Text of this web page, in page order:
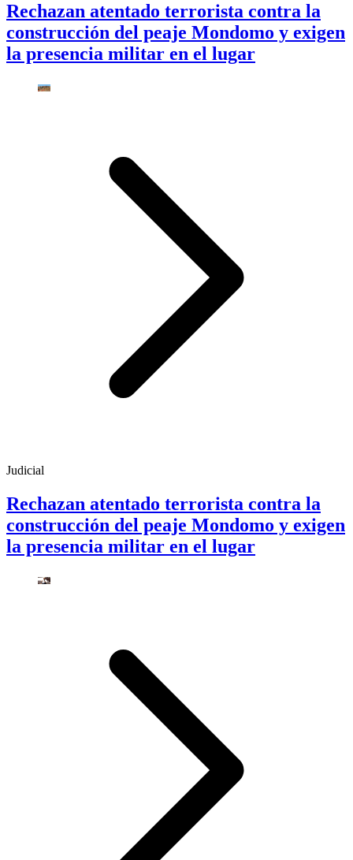
Rechazan atentado terrorista contra la
construcción del peaje Mondomo y exigen
la presencia militar en el lugar
Judicial
Rechazan atentado terrorista contra la
construcción del peaje Mondomo y exigen
la presencia militar en el lugar